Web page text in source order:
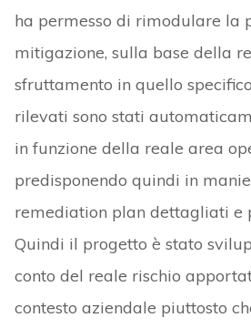
ha permesso di rimodulare la
mitigazione, sulla base della
sfruttamento in quello
rilevati sono stati
in funzione della reale area
predisponendo quindi in
remediation plan dettagliati e
Quindi il progetto è stato
conto del reale rischio
contesto aziendale piuttosto